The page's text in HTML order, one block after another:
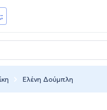
Ελένη Δούμπλη